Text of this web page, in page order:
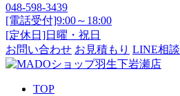
048-598-3439
[電話受付]9:00～18:00
[定休日]日曜・祝日
お問い合わせ お見積もり LINE相談
TOP